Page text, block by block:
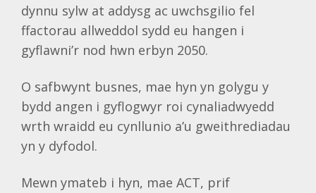
dynnu sylw at addysg ac uwchsgilio fel
ffactorau allweddol sydd eu hangen i
gyflawni’r nod hwn erbyn 2050.
O safbwynt busnes, mae hyn yn golygu y
bydd angen i gyflogwyr roi cynaliadwyedd
wrth wraidd eu cynllunio a’u gweithrediadau
yn y dyfodol.
Mewn ymateb i hyn, mae ACT, prif